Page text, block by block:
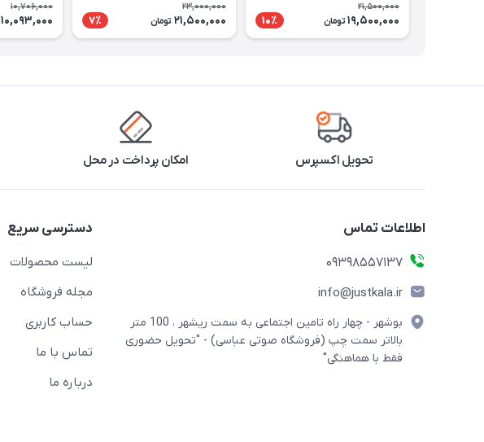
21,500,000
19,500,000 تومان 10٪
23,000,000
21,500,000 تومان 7٪
10,706,000
10,093,000
تحویل اکسپرس امکان پرداخت در محل
اطلاعات تماس
09398557137
info@justkala.ir
بوشهر - چهار راه تامین اجتماعی به سمت ریشهر ، 100 متر
بالاتر سمت چپ (فروشگاه صوتی عباسی) - "تحویل حضوری
فقط با هماهنگی"
دسترسی سریع
لیست محصولات
مجله فروشگاه
حساب کاربری
تماس با ما
درباره ما